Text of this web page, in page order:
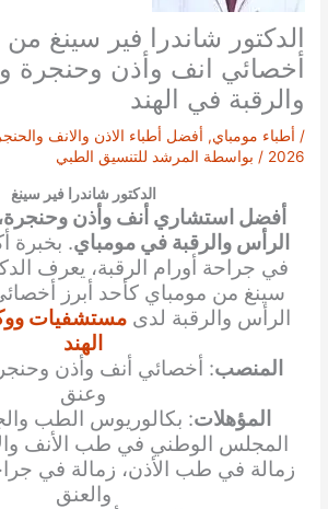
الدكتور شاندرا فير سينغ من
أخصائي انف وأذن وحنجرة
والرقبة في الهند
/ أطباء مومباي, أفضل أطباء الاذن والانف
2026 / بواسطة المرشد للتنسيق الطبي
الدكتور شاندرا فير سينغ
أفضل استشاري أنف وأذن
الرأس والرقبة في مومباي
في جراحة أورام الرقبة، يعرف
سينغ من مومباي كأحد أبرز
الرأس والرقبة لدى مستشفيات
الهند
المنصب: أخصائي أنف وأذن
وعنق
المؤهلات: بكالوريوس الطب
المجلس الوطني في طب الأنف
زمالة في طب الأذن، زمالة في
والعنق